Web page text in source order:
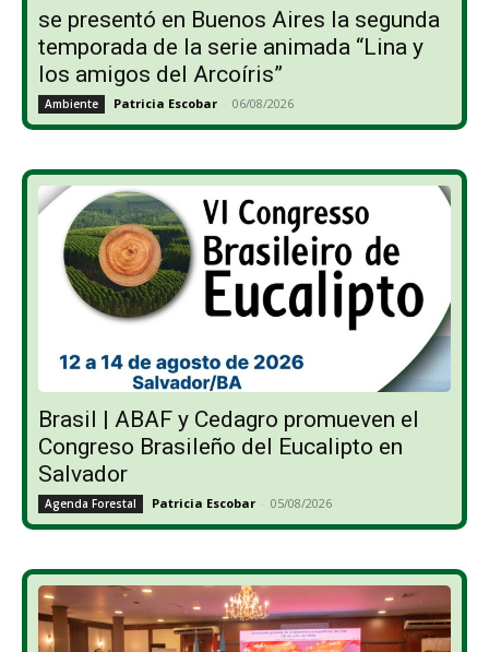
se presentó en Buenos Aires la segunda
temporada de la serie animada “Lina y
los amigos del Arcoíris”
Ambiente Patricia Escobar - 06/08/2026
Brasil | ABAF y Cedagro promueven el
Congreso Brasileño del Eucalipto en
Salvador
Agenda Forestal Patricia Escobar - 05/08/2026